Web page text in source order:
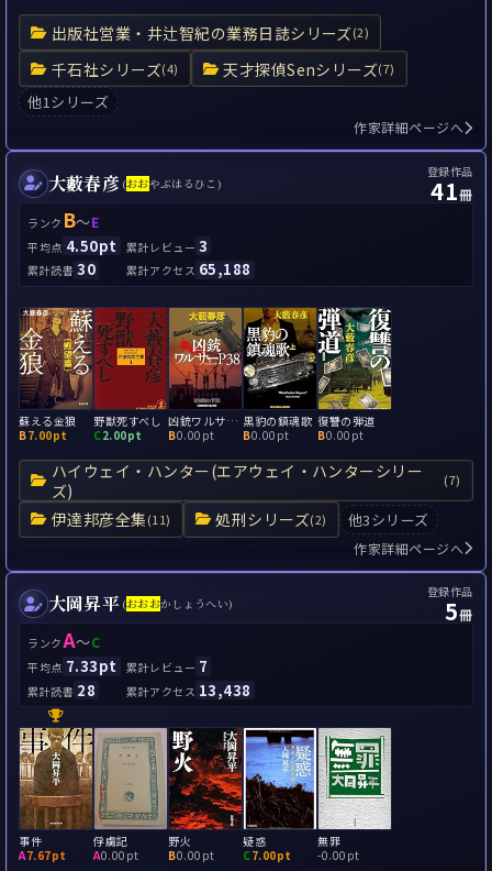
出版社営業・井辻智紀の業務日誌シリーズ(2)
千石社シリーズ(4) 天才探偵Senシリーズ(7)
他1シリーズ
作家詳細ページへ
大藪春彦 (おおやぶはるひこ)
登録作品
41冊
ランク B～E
平均点 4.50pt 累計レビュー 3
累計読書 30 累計アクセス 65,188
ハイウェイ・ハンター(エアウェイ・ハンターシリー
ズ)
(7)
伊達邦彦全集(11) 処刑シリーズ(2) 他3シリーズ
蘇える金狼
B7.00pt
野獣死すべし
C2.00pt
凶銃ワルサーP38
B0.00pt
黒豹の鎮魂歌
B0.00pt
復讐の弾道
B0.00pt
作家詳細ページへ
大岡昇平 (おおおかしょうへい)
登録作品
5冊
ランクA～C
平均点 7.33pt 累計レビュー 7
累計読書 28 累計アクセス 13,438
事件
A7.67pt
俘虜記
A0.00pt
野火
B0.00pt
疑惑
C7.00pt
無罪
-0.00pt